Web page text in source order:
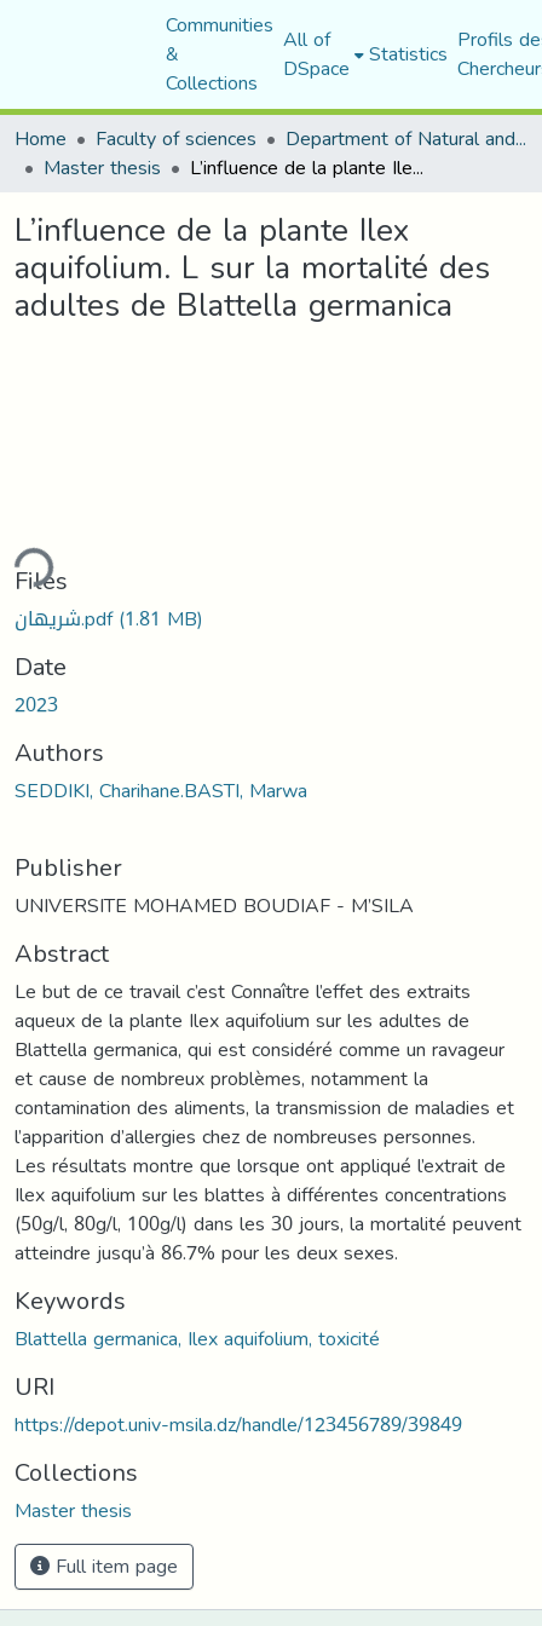
Communities
&
Collections
All of
DSpace Statistics Profils
Home
Faculty of sciences Department of Natural and Life Sciences
Master thesis L’influence de la plante Ilex aquifolium. L sur la mortalité des adultes de Blattella germanica
L’influence de la plante Ilex
aquifolium. L sur la mortalité des
adultes de Blattella germanica
Files
شريهان.pdf(1.81 MB)
Date
2023
Authors
SEDDIKI, Charihane.BASTI, Marwa
Publisher
UNIVERSITE MOHAMED BOUDIAF - M’SILA
Abstract
Le but de ce travail c’est Connaître l’effet des extraits
aqueux de la plante Ilex aquifolium sur les adultes de
Blattella germanica, qui est considéré comme un ravageur
et cause de nombreux problèmes, notamment la
contamination des aliments, la transmission de maladies et
l’apparition d’allergies chez de nombreuses personnes.
Les résultats montre que lorsque ont appliqué l’extrait de
Ilex aquifolium sur les blattes à différentes concentrations
(50g/l, 80g/l, 100g/l) dans les 30 jours, la mortalité peuvent
atteindre jusqu’à 86.7% pour les deux sexes.
Keywords
Blattella germanica, Ilex aquifolium, toxicité
URI
https://depot.univ-msila.dz/handle/123456789/39849
Collections
Master thesis
Full item page